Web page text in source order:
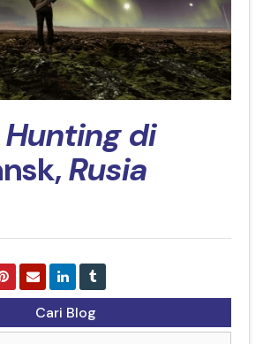
di
nsk,Rusia
Cari Blog